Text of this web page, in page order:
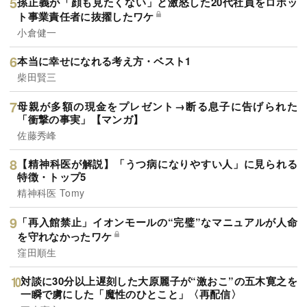
ト事業責任者に抜擢したワケ
小倉健一
本当に幸せになれる考え方・ベスト1
柴田賢三
母親が多額の現金をプレゼント→断る息子に告げられた
「衝撃の事実」【マンガ】
佐藤秀峰
【精神科医が解説】「うつ病になりやすい人」に見られる
特徴・トップ5
精神科医 Tomy
「再入館禁止」イオンモールの“完璧”なマニュアルが人命
を守れなかったワケ
窪田順生
対談に30分以上遅刻した大原麗子が“激おこ”の五木寛之を
一瞬で虜にした「魔性のひとこと」〈再配信〉